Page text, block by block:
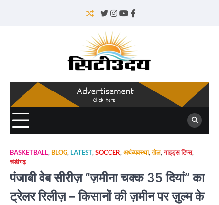
Twitter
Instagram
YouTube
Facebook
BASKETBALL, BLOG, LATEST, SOCCER, अर्थव्यवस्था,खेल,गाइड्स टिप्स,
चंडीगढ़
पंजाबी वेब सीरीज़ “ज़मीना चक्क 35 दियां” का
ट्रेलर रिलीज़ – किसानों की ज़मीन पर ज़ुल्म के